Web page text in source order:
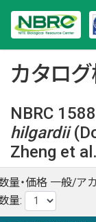
カタロ
NBRC
hilgardii
Zheng et
NBRC 15886の情
らご覧ください。
量・価格 一般/ア
量: